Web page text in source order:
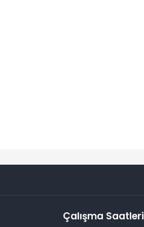
Çalışma